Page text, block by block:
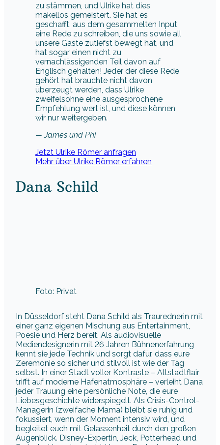
zu stämmen, und Ulrike hat dies
makellos gemeistert. Sie hat es
geschafft, aus dem gesammelten Input
eine Rede zu schreiben, die uns sowie all
unsere Gäste zutiefst bewegt hat, und
hat sogar einen nicht zu
vernachlässigenden Teil davon auf
Englisch gehalten! Jeder der diese Rede
gehört hat brauchte nicht davon
überzeugt werden, dass Ulrike
zweifelsohne eine ausgesprochene
Empfehlung wert ist, und diese können
wir nur weitergeben.
— James und Phi
Jetzt Ulrike Römer anfragen
Mehr über Ulrike Römer erfahren
Dana Schild
Foto: Privat
In Düsseldorf steht Dana Schild als Traurednerin mit
einer ganz eigenen Mischung aus Entertainment,
Poesie und Herz bereit. Als audiovisuelle
Mediendesignerin mit 26 Jahren Bühnenerfahrung
kennt sie jede Technik und sorgt dafür, dass eure
Zeremonie so sicher und stilvoll ist wie der Tag
selbst. In einer Stadt voller Kontraste – Altstadtflair
trifft auf moderne Hafenatmosphäre – verleiht Dana
jeder Trauung eine persönliche Note, die eure
Liebesgeschichte widerspiegelt. Als Crisis-Control-
Managerin (zweifache Mama) bleibt sie ruhig und
fokussiert, wenn der Moment intensiv wird, und
begleitet euch mit Gelassenheit durch den großen
Augenblick. Disney-Expertin, Jeck, Potterhead und